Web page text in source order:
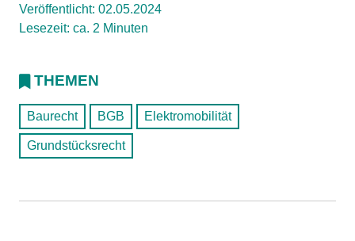
Veröffentlicht: 02.05.2024
Lesezeit: ca. 2 Minuten
THEMEN
Baurecht BGB Elektromobilität
Grundstücksrecht